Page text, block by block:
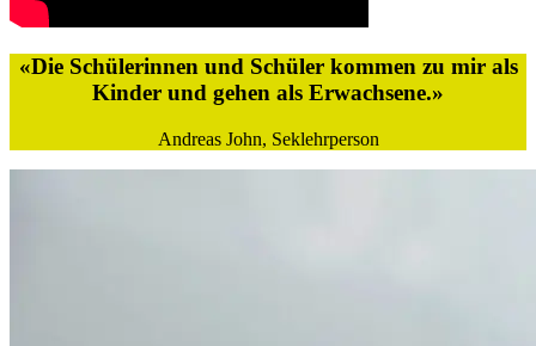
«Die Schülerinnen und Schüler kommen zu mir als
Kinder und gehen als Erwachsene.»
Andreas John, Seklehrperson